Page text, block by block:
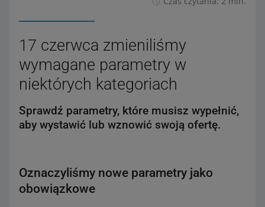
17 czerwca zmieniliśmy
wymagane parametry w
niektórych kategoriach
Sprawdź parametry, które musisz wypełnić,
aby wystawić lub wznowić swoją ofertę.
Oznaczyliśmy nowe parametry jako
obowiązkowe